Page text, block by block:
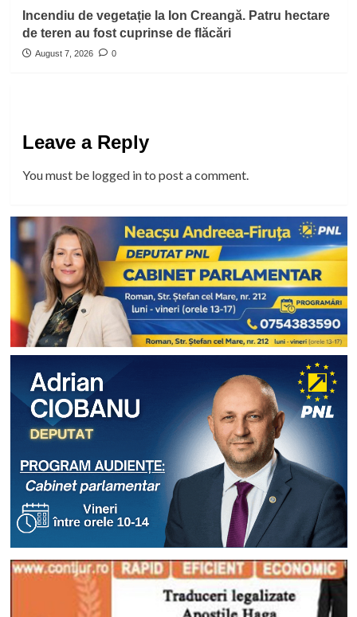
Incendiu de vegetație la Ion Creangă. Patru hectare
de teren au fost cuprinse de flăcări
August 7, 2026 0
Leave a Reply
You must be logged into post a comment.